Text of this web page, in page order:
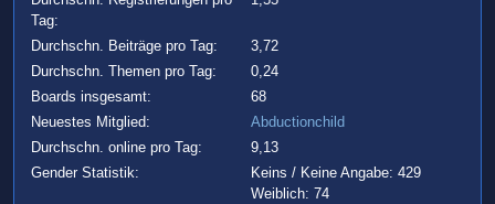
Tag:
Durchschn. Beiträge pro Tag:
3,72
Durchschn. Themen pro Tag:
0,24
Boards insgesamt:
68
Neuestes Mitglied:
Abductionchild
Durchschn. online pro Tag:
9,13
Gender Statistik:
Keins / Keine Angabe: 429
Weiblich: 74